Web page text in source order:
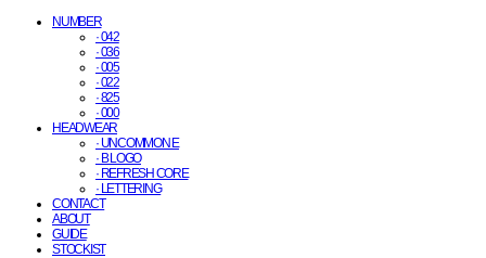
NUMBER
· 042
· 036
· 005
· 022
· 825
· 000
HEADWEAR
· UNCOMMON E
· B LOGO
· REFRESH CORE
· LETTERING
CONTACT
ABOUT
GUIDE
STOCKIST